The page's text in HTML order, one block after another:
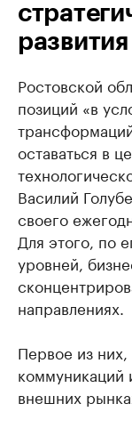
Ростовской
позиций «в
оставаться в
Василий
своего
Для этого, по
уровней,
направлениях.
Первое из
коммуникаций
внешних